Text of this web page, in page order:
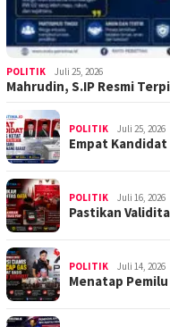
POLITIK Juli 25, 2026
Mahrudin, S.IP Resmi
POLITIK Juli 25, 2026
Empat
POLITIK Juli 16, 2026
Pastikan
POLITIK Juli 14, 2026
Menatap Pemilu